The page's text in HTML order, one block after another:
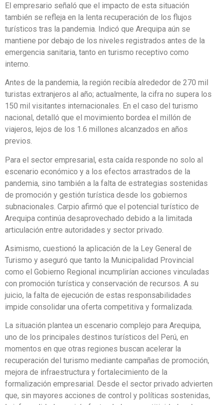
El empresario señaló que el impacto de esta situación
también se refleja en la lenta recuperación de los flujos
turísticos tras la pandemia. Indicó que Arequipa aún se
mantiene por debajo de los niveles registrados antes de la
emergencia sanitaria, tanto en turismo receptivo como
interno.
Antes de la pandemia, la región recibía alrededor de 270 mil
turistas extranjeros al año; actualmente, la cifra no supera los
150 mil visitantes internacionales. En el caso del turismo
nacional, detalló que el movimiento bordea el millón de
viajeros, lejos de los 1.6 millones alcanzados en años
previos.
Para el sector empresarial, esta caída responde no solo al
escenario económico y a los efectos arrastrados de la
pandemia, sino también a la falta de estrategias sostenidas
de promoción y gestión turística desde los gobiernos
subnacionales. Carpio afirmó que el potencial turístico de
Arequipa continúa desaprovechado debido a la limitada
articulación entre autoridades y sector privado.
Asimismo, cuestionó la aplicación de la Ley General de
Turismo y aseguró que tanto la Municipalidad Provincial
como el Gobierno Regional incumplirían acciones vinculadas
con promoción turística y conservación de recursos. A su
juicio, la falta de ejecución de estas responsabilidades
impide consolidar una oferta competitiva y formalizada.
La situación plantea un escenario complejo para Arequipa,
uno de los principales destinos turísticos del Perú, en
momentos en que otras regiones buscan acelerar la
recuperación del turismo mediante campañas de promoción,
mejora de infraestructura y fortalecimiento de la
formalización empresarial. Desde el sector privado advierten
que, sin mayores acciones de control y políticas sostenidas,